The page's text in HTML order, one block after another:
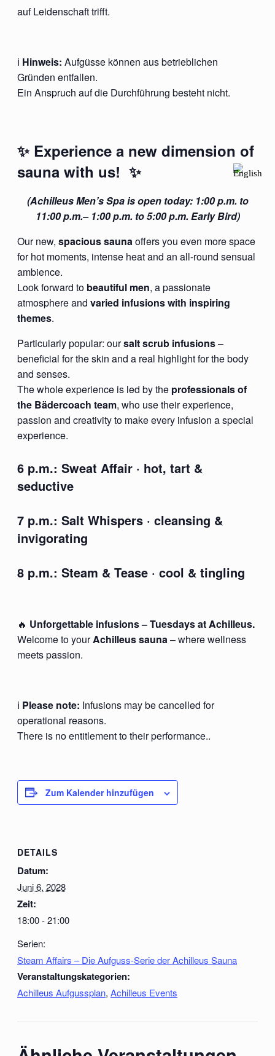
auf Leidenschaft trifft.
ℹ️ Hinweis: Aufgüsse können aus betrieblichen
Gründen entfallen.
Ein Anspruch auf die Durchführung besteht nicht.
✨ Experience a new dimension of
sauna with us! ✨
(Achilleus Men’s Spa is open today: 1:00 p.m. to
11:00 p.m.– 1:00 p.m. to 5:00 p.m. Early Bird)
Our new, spacious saunaoffers you even more space
for hot moments, intense heat and an all-round sensual
ambience.
Look forward to beautiful men, a passionate
atmosphere and varied infusions with inspiring
themes.
Particularly popular: oursalt scrub infusions–
beneficial for the skin and a real highlight for the body
and senses.
The whole experience is led by the professionals of
the Bädercoach team, who use their experience,
passion and creativity to make every infusion a special
experience.
6 p.m.: Sweat Affair · hot, tart &
seductive
7 p.m.: Salt Whispers · cleansing &
invigorating
8 p.m.: Steam & Tease · cool & tingling
🔥 Unforgettable infusions – Tuesdays at Achilleus.
Welcome to yourAchilleus sauna – where wellness
meets passion.
ℹ️ Please note: Infusions may be cancelled for
operational reasons.
There is no entitlement to their performance..
Zum Kalender hinzufügen
DETAILS
Datum:
Juni 6, 2028
Zeit:
18:00 - 21:00
Serien:
Steam Affairs – Die Aufguss-Serie der Achilleus Sauna
Veranstaltungskategorien:
Achilleus Aufgussplan, Achilleus Events